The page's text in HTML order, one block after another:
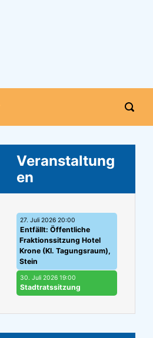
Veranstaltung
en
27. Juli 2026 20:00
Entfällt: Öffentliche
Fraktionssitzung Hotel
Krone (Kl. Tagungsraum),
Stein
30. Juli 2026 19:00
Stadtratssitzung